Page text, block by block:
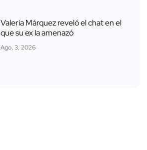
Valeria Márquez reveló el chat en el
que su ex la amenazó
Ago. 3, 2026